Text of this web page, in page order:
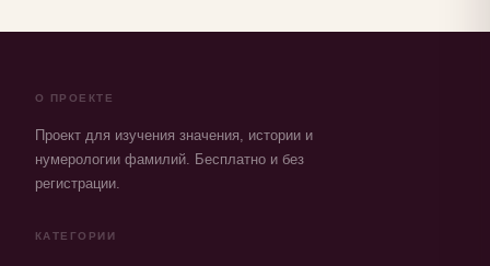
О ПРОЕКТЕ
Проект для изучения значения, истории и
нумерологии фамилий. Бесплатно и без
регистрации.
КАТЕГОРИИ